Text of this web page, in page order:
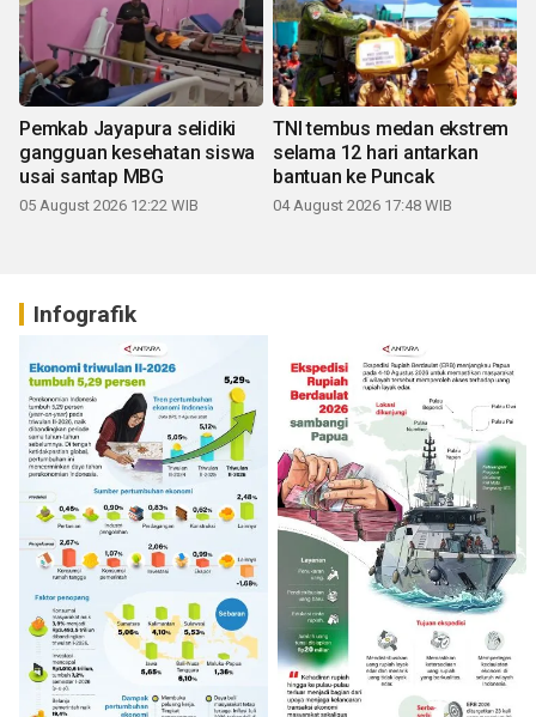
Pemkab Jayapura selidiki
gangguan kesehatan siswa
usai santap MBG
05 August 2026 12:22 WIB
TNI tembus medan ekstrem
selama 12 hari antarkan
bantuan ke Puncak
04 August 2026 17:48 WIB
Infografik